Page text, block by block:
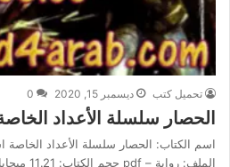
تحميل كتب ديسمبر 15, 2020 0
الحصار سلسلة الأعداد
اسم الكتاب: الحصار سلسلة الأعداد
الملف: رواية – pdf حجم الكتاب: 11.21 ميجابايت…